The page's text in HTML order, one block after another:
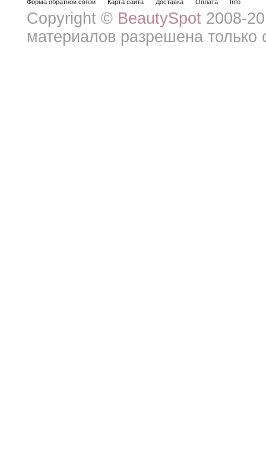
Форма обратной связи Карта сайта Доставка Оплата Info
Copyright © BeautySpot 2008-
материалов разрешена только